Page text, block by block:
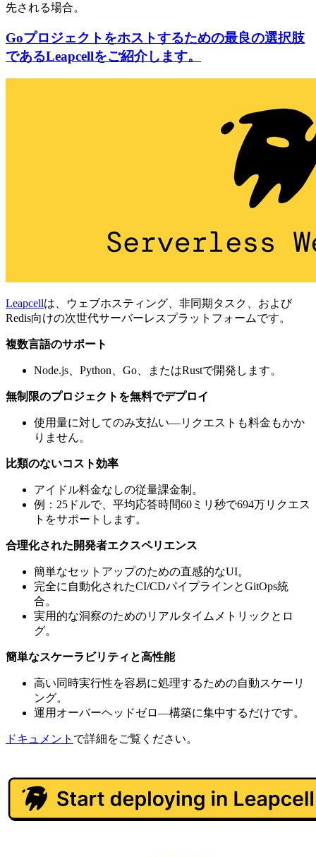
先される場合。
Goプロジェクトをホストするための最良の選択肢
であるLeapcellをご紹介します。
Leapcellは、ウェブホスティング、非同期タスク、および
Redis向けの次世代サーバーレスプラットフォームです。
複数言語のサポート
Node.js、Python、Go、またはRustで開発します。
無制限のプロジェクトを無料でデプロイ
使用量に対してのみ支払い—リクエストも料金もかか
りません。
比類のないコスト効率
アイドル料金なしの従量課金制。
例：25ドルで、平均応答時間60ミリ秒で694万リクエス
トをサポートします。
合理化された開発者エクスペリエンス
簡単なセットアップのための直感的なUI。
完全に自動化されたCI/CDパイプラインとGitOps統
合。
実用的な洞察のためのリアルタイムメトリックとロ
グ。
簡単なスケーラビリティと高性能
高い同時実行性を容易に処理するための自動スケーリ
ング。
運用オーバーヘッドゼロ—構築に集中するだけです。
ドキュメント で詳細をご覧ください。